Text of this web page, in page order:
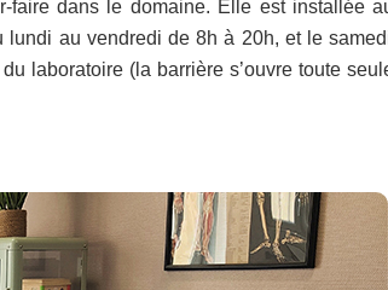
dans le domaine. Elle est installée
au vendredi de 8h à 20h, et le
laboratoire (la barrière s’ouvre toute